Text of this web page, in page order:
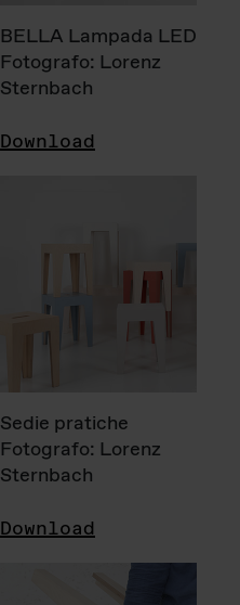
BELLA Lampada LED
Fotografo: Lorenz
Sternbach
Download
Sedie pratiche
Fotografo: Lorenz
Sternbach
Download